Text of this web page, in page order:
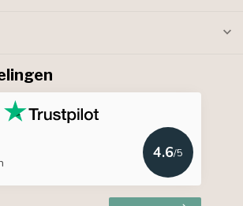
4.6/5